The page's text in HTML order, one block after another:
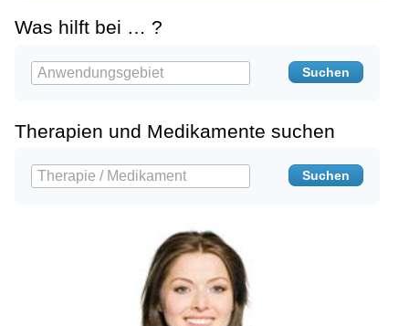
Was hilft bei … ?
Therapien und Medikamente suchen